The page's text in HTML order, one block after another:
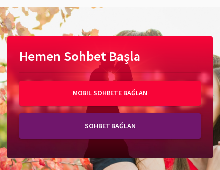
Hemen Sohbet Başla
MOBIL SOHBETE BAĞLAN
SOHBET BAĞLAN